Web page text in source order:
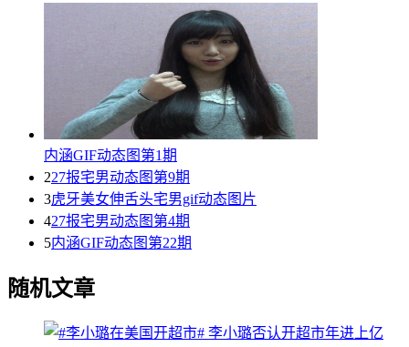
内涵GIF动态图第1期
227报宅男动态图第9期
3虎牙美女伸舌头宅男gif动态图片
427报宅男动态图第4期
5内涵GIF动态图第22期
随机文章